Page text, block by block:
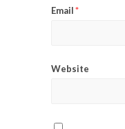
Email*
Website